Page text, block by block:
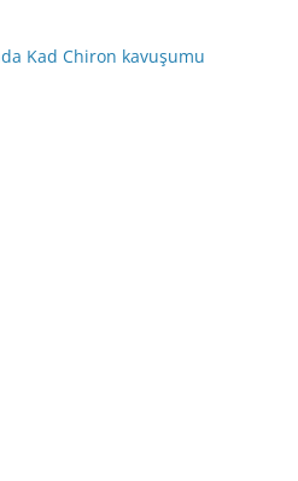
Kad Chiron kavuşumu